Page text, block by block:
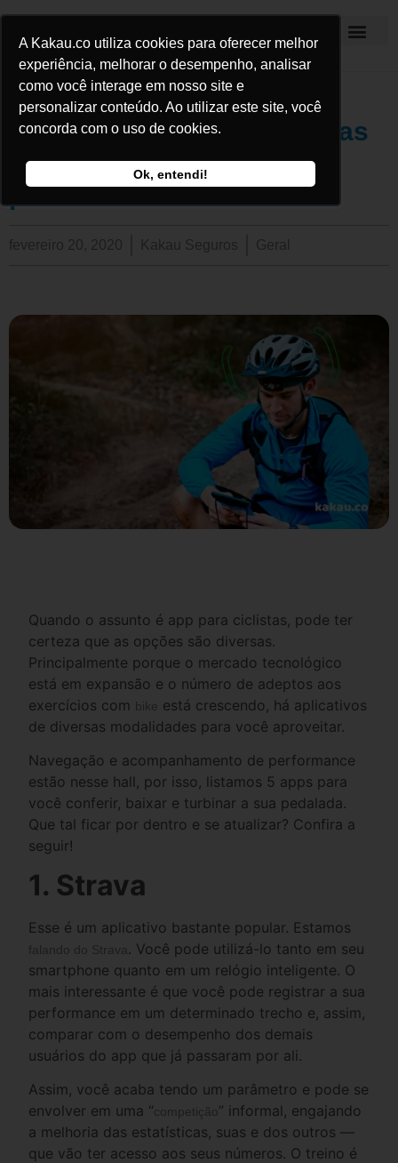
A Kakau.co utiliza cookies para oferecer melhor
experiência, melhorar o desempenho, analisar
como você interage em nosso site e
personalizar conteúdo. Ao utilizar este site, você
concorda com o uso de cookies.
Ok, entendi!
5 dicas de app para ciclistas
para melhorar sua
performances
fevereiro 20, 2020 Kakau Seguros Geral
Quando o assunto é app para ciclistas, pode ter
certeza que as opções são diversas.
Principalmente porque o mercado tecnológico
está em expansão e o número de adeptos aos
exercícios com bike está crescendo, há aplicativos
de diversas modalidades para você aproveitar.
Navegação e acompanhamento de performance
estão nesse hall , por isso, listamos 5 apps para
você conferir, baixar e turbinar a sua pedalada.
Que tal ficar por dentro e se atualizar? Confira a
seguir!
1. Strava
Esse é um aplicativo bastante popular. Estamos
falando do Strava . Você pode utilizá-lo tanto em seu
smartphone quanto em um relógio inteligente. O
mais interessante é que você pode registrar a sua
performance em um determinado trecho e, assim,
comparar com o desempenho dos demais
usuários do app que já passaram por ali.
Assim, você acaba tendo um parâmetro e pode se
envolver em uma “ competição” informal, engajando
a melhoria das estatísticas, suas e dos outros —
que vão ter acesso aos seus números. O treino é